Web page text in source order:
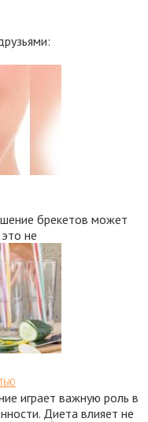
брекетов может
не
играет важную роль в
Диета влияет не